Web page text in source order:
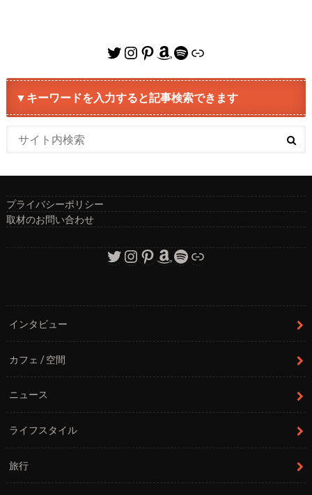
Twitter
Instagram
Pinterest
Amazon
Spotify
リンク
▼キーワードを入力すると記事検索できます
プライバシーポリシー
取材のお問い合わせ
Twitter
Instagram
Pinterest
Amazon
Spotify
リンク
インタビュー
カフェ / 空間
ニュース
ライフスタイル
旅行